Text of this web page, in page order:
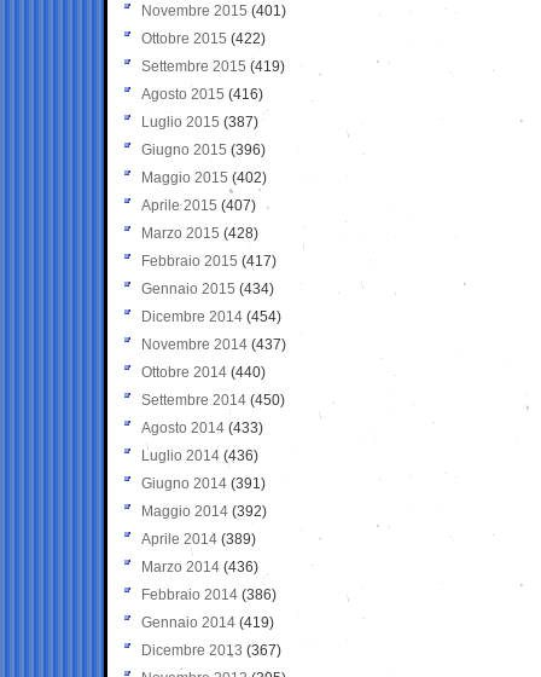
Novembre 2015 (401)
Ottobre 2015 (422)
Settembre 2015 (419)
Agosto 2015 (416)
Luglio 2015 (387)
Giugno 2015 (396)
Maggio 2015 (402)
Aprile 2015 (407)
Marzo 2015 (428)
Febbraio 2015 (417)
Gennaio 2015 (434)
Dicembre 2014 (454)
Novembre 2014 (437)
Ottobre 2014 (440)
Settembre 2014 (450)
Agosto 2014 (433)
Luglio 2014 (436)
Giugno 2014 (391)
Maggio 2014 (392)
Aprile 2014 (389)
Marzo 2014 (436)
Febbraio 2014 (386)
Gennaio 2014 (419)
Dicembre 2013 (367)